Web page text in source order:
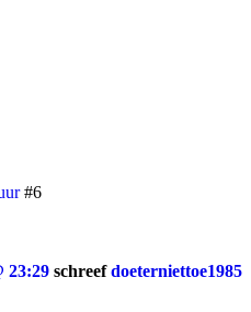
#6
23:29 schreefdoeterniettoe1985